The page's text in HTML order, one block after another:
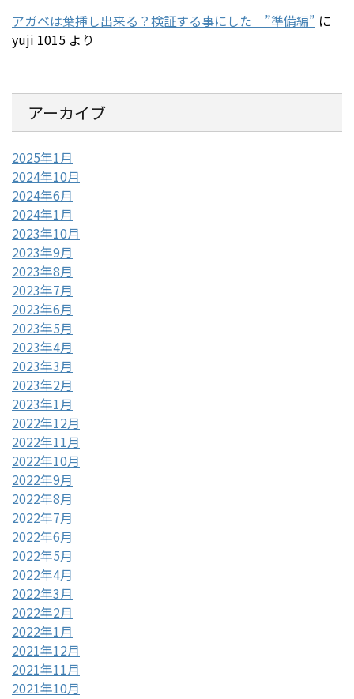
アガベは葉挿し出来る？検証する事にした ”準備編” に
yuji 1015 より
アーカイブ
2025年1月
2024年10月
2024年6月
2024年1月
2023年10月
2023年9月
2023年8月
2023年7月
2023年6月
2023年5月
2023年4月
2023年3月
2023年2月
2023年1月
2022年12月
2022年11月
2022年10月
2022年9月
2022年8月
2022年7月
2022年6月
2022年5月
2022年4月
2022年3月
2022年2月
2022年1月
2021年12月
2021年11月
2021年10月